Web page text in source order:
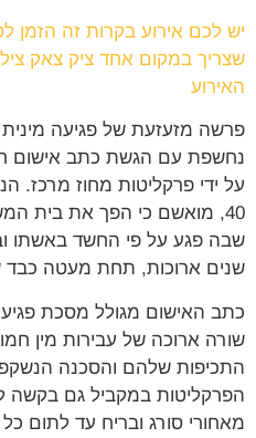
יש לכם אירוע בקרות זה הזמן
שצריך במקום אחד ציק צאק
האירוע
פרשה מזעזעת של פגיעה
נחשפת עם הגשת כתב אישום
על ידי פרקליטות מחוז מרכז.
40, מואשם כי הפך את בית
שבה פגע על פי החשד באשתו
שנים ארוכות, תחת מעטה כבד
כתב האישום מגולל מסכת
שורה ארוכה של עבירות מין
התכיפות שלהם והסכנה
הפרקליטות במקביל גם בקשה
מאחורי סורג ובריח עד לתום